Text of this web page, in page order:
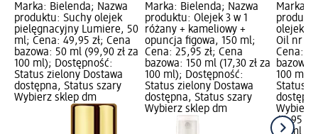
Marka: Bielenda; Nazwa
produktu: Suchy olejek
pielęgnacyjny Lumiere, 50
ml; Cena: 49,95 zł; Cena
bazowa: 50 ml (99,90 zł za
100 ml); Dostępność:
Status zielony Dostawa
dostępna, Status szary
Wybierz sklep dm
Marka: Bielenda; Nazwa
produktu: Olejek 3 w 1
różany + kameliowy +
opuncja figowa, 150 ml;
Cena: 25,95 zł; Cena
bazowa: 150 ml (17,30 zł za
100 ml); Dostępność:
Status zielony Dostawa
dostępna, Status szary
Wybierz sklep dm
Marka:
olejek
Oil nr
Cena:
bazowa:
100 ml);
Status
Wybierz
44,95 zł